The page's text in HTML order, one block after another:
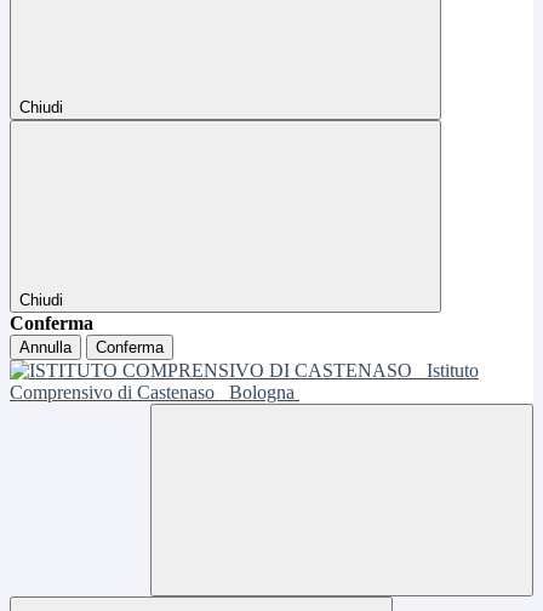
Chiudi
Chiudi
Conferma
Annulla Conferma
Istituto
Comprensivo di Castenaso
Bologna